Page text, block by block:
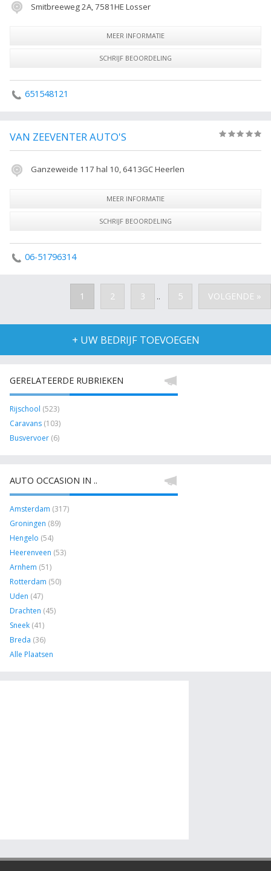
Smitbreeweg 2A, 7581HE Losser
MEER INFORMATIE
SCHRIJF BEOORDELING
651548121
VAN ZEEVENTER AUTO'S
Ganzeweide 117 hal 10, 6413GC Heerlen
MEER INFORMATIE
SCHRIJF BEOORDELING
06-51796314
1 2 3 .. 5 VOLGENDE »
+ UW BEDRIJF TOEVOEGEN
GERELATEERDE RUBRIEKEN
Rijschool (523)
Caravans (103)
Busvervoer (6)
AUTO OCCASION IN ..
Amsterdam (317)
Groningen (89)
Hengelo (54)
Heerenveen (53)
Arnhem (51)
Rotterdam (50)
Uden (47)
Drachten (45)
Sneek (41)
Breda (36)
Alle Plaatsen